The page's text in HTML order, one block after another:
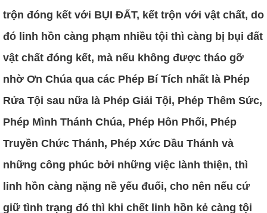
trộn đóng kết với BỤI ĐẤT, kết trộn với vật chất, do
đó linh hồn càng phạm nhiều tội thì càng bị bụi đất
vật chất đóng kết, mà nếu không được tháo gỡ
nhờ Ơn Chúa qua các Phép Bí Tích nhất là Phép
Rửa Tội sau nữa là Phép Giải Tội, Phép Thêm Sức,
Phép Mình Thánh Chúa, Phép Hôn Phối, Phép
Truyền Chức Thánh, Phép Xức Dầu Thánh và
những công phúc bởi những việc lành thiện, thì
linh hồn càng nặng nề yếu đuối, cho nên nếu cứ
giữ tình trạng đó thì khi chết linh hồn kẻ càng tội